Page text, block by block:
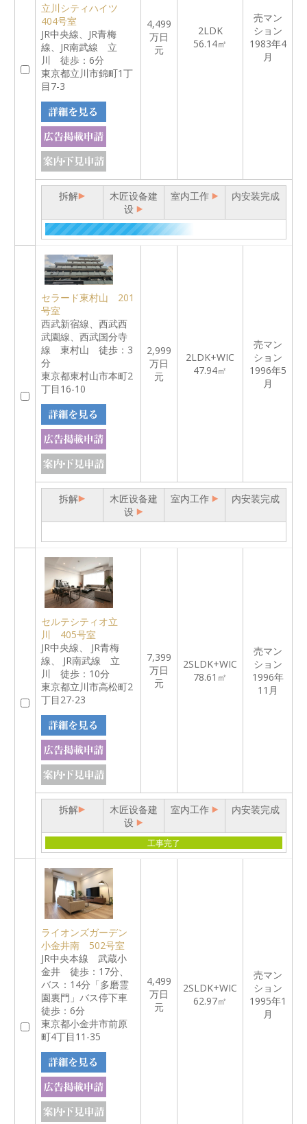
立川シティハイツ
404号室
JR中央線、JR青梅
線、JR南武線 立
川 徒歩：6分
東京都立川市錦町1丁
目7-3
4,499
万日
元
2LDK
56.14㎡
売マン
ション
1983年4
月
拆解
木匠设备建
设
室内工作 内安装完成
セラード東村山 201
号室
西武新宿線、西武西
武園線、西武国分寺
線 東村山 徒歩：3
分
東京都東村山市本町2
丁目16-10
2,999
万日
元
2LDK+WIC
47.94㎡
売マン
ション
1996年5
月
拆解
木匠设备建
设
室内工作 内安装完成
セルテシティオ立
川 405号室
JR中央線、 JR青梅
線、 JR南武線 立
川 徒歩：10分
東京都立川市高松町2
丁目27-23
7,399
万日
元
2SLDK+WIC
78.61㎡
売マン
ション
1996年
11月
拆解
木匠设备建
设
室内工作 内安装完成
工事完了
ライオンズガーデン
小金井南 502号室
JR中央本線 武蔵小
金井 徒歩：17分、
バス：14分「多磨霊
園裏門」バス停下車
徒歩：6分
東京都小金井市前原
町4丁目11-35
4,499
万日
元
2SLDK+WIC
62.97㎡
売マン
ション
1995年1
月